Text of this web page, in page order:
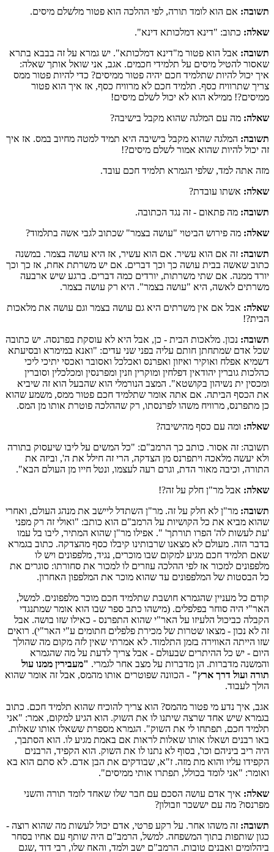
תשובה: אם הוא לומד תורה, לפי ההלכה הוא פטור מלשלם מיסים.
שאלה: כתוב: "דינא דמלכותא דינא".
תשובה: אבל הוא פטור מ"דינא דמלכותא". יש גמרא על זה בבבא בתרא
שאסור להטיל מיסים על תלמידי חכמים. אגב, אני שואל אותך שאלה:
איך יכול להיות שתלמיד חכם יהיה פטור ממיסים? כדי להיות פטור ממס
צריך שתרוויח כסף. תלמיד חכם לא מרוויח כסף, אז איך הוא פטור
ממיסים?! ממילא הוא לא יכול לשלם מיסים!
שאלה: מה עם המלגה שהוא מקבל בישיבה?
תשובה: המלגה שהוא מקבל בישיבה היא תמיד למטה מחיוב במס. אז איך
זה יכול להיות שהוא אמור לשלם מיסים?!
מזה אתה למד, שלפי הגמרא תלמיד חכם עובד.
שאלה: אשתו עובדת?
תשובה: מה פתאום - זה נגד הכתובה.
שאלה: מה פירוש הביטוי "עושה בצמר" שכתוב לגבי אשה בתלמוד?
תשובה: זה אם הוא עשיר. אם הוא עשיר, אז היא עושה בצמר. במשנה
כתוב שאשה בבית עושה כך וכך דברים. אם יש משרתת אחת, אז כך וכך
יורד ממנה. אם שתי משרתות, יורדים כמה דברים. ברגע שיש ארבעה
משרתים לאשה, היא "עושה בצמר". היא רק עושה בצמר.
שאלה: אבל אם אין משרתים היא גם עושה בצמר וגם עושה את מלאכות
הבית?!
תשובה: נכון. מלאכות הבית - כן, אבל היא לא עוסקת בפרנסה. יש כתובה
שכל אדם שמתחתן חותם עליה בפני שני עדים: "ואנא במימרא ובסיעתא
דשמיא אפלח ואוקיר ואיזון ואפרנס ואכלכל ואסובר ואכסי יתיכי ליכי
כהלכות גוברין יהודאין דפלחין ומוקרין וזנין ומפרנסין ומכלכלין וסוברין
ומכסין ית נשיהון בקושטא". המצב הנורמלי הוא שהבעל הוא זה שיביא
את הכסף הביתה. אם אתה אומר שתלמיד חכם פטור ממס, משמע שהוא
כן מתפרנס, מרוויח משהו לפרנסתו, רק שההלכה פוטרת אותו מן המס.
שאלה: ומה עם כסף מהישיבה?
תשובה: זה אסור. כותב כך הרמב"ם: "כל המשים על ליבו שיעסוק בתורה
ולא יעשה מלאכה ויתפרנס מן הצדקה, הרי זה חילל את ה', וביזה את
התורה, וכיבה מאור הדת, וגרם רעה לעצמו, ונטל חייו מן העולם הבא".
שאלה: אבל מר"ן חלק על זה?!
תשובה: מר"ן לא חלק על זה. מר"ן השתדל ליישב את מנהג העולם, ואחרי
שהוא מביא את כל הקושיות על הרמב"ם הוא כותב: "ואולי זה רק מפני
'עת לעשות לה' הפרו תורתך' ". אפילו מר"ן שהוא המתיר, ליבו בל עמו
בדבר הזה. מעולם לא מצאנו שרבותינו קיבלו כסף מהצדקה. כתוב בגמרא
שאם תלמיד חכם מגיע למקום שבו מוכרים, נגיד, מלפפונים ויש לו
מלפפונים למכור אז לפי ההלכה עוזרים לו למכור את סחורתו: סוגרים את
כל הבסטות של המלפפונים עד שהוא מוכר את המלפפון האחרון.
קודם כל מעניין שהגמרא חושבת שתלמיד חכם מוכר מלפפונים. למשל,
האר"י היה סוחר בפלפלים. (מישהו כתב ספר שבו הוא אומר שמתנגדי
הקבלה כביכול הלעיזו על האר"י שהוא התפרנס - כאילו שזו בושה. אבל
זה לא נכון - מצאו שטרות של מכירת פלפלים חתומים ע"י האר"י). רואים
שזו הייתה האווירה בזמן התלמוד. לא אמרתי שאין לזה מקום מה שהולך
היום - יש כל ההיתרים שבעולם - אבל צריך לדעת על מה שהגמרא
והמשנה מדברות. הן מדברות על מצב אחר לגמרי. "מעבירין ממנו עול
תורה ועול דרך ארץ" - הכוונה שפוטרים אותו מהמס, אבל זה אומר שהוא
הולך לעבוד.
אגב, איך נדע מי פטור מהמס? הוא צריך להוכיח שהוא תלמיד חכם. כתוב
בגמרא שיש אחד שרצה שיתנו לו את השוק. הוא הגיע למקום, אמר: "אני
תלמיד חכם, תפתחו לי את השוק". הגמרא מספרת ששאלו אותו שאלות.
באו רבנים ושאלו אותו שאלות לראות אם באמת מגיע לו. הוא הסתבך,
היה ריב ביניהם וכו', בסוף לא נתנו לו את השוק. הוא הקפיד, הרבנים
הקפידו עליו והוא מת מזה. ז"א, שבודקים את הבן אדם. לא סתם הוא בא
ואומר: "אני לומד בכולל, תפתרו אותי ממיסים".
שאלה: איך אדם עושה הסכם עם חבר שלו שאחד לומד תורה והשני
מפרנסו? מה עם יששכר וזבולון?
תשובה: זה משהו אחר. על רקע פרטי, אדם יכול לעשות מה שהוא רוצה -
כגון שותפות בתוך המשפחה. למשל, הרמב"ם היה שותף עם אחיו בסחר
ביהלומים ואבנים טובות. הרמב"ם ישב ולמד, והאח שלו, רבי דוד ,שגם